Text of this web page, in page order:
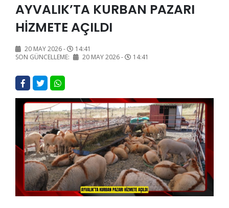
AYVALIK’TA KURBAN PAZARI
HİZMETE AÇILDI
20 MAY 2026 -
14:41
SON GÜNCELLEME:
20 MAY 2026 - 14:41